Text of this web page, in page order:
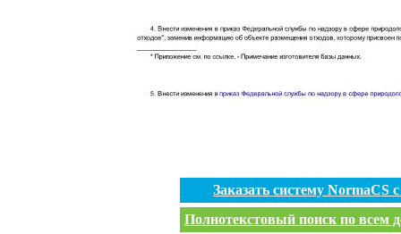
Заказать систему
Полнотекстовый поиск по всем